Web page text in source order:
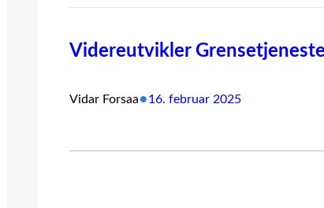
Videreutvikler
Vidar Forsaa•16. februar 2025